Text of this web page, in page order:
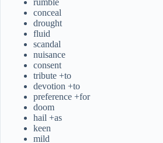
rumble
conceal
drought
fluid
scandal
nuisance
consent
tribute +to
devotion +to
preference +for
doom
hail +as
keen
mild